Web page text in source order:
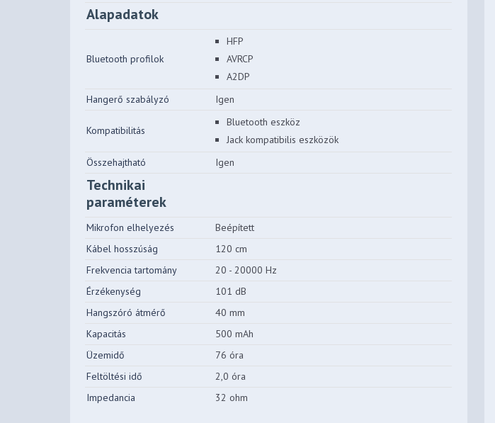
Alapadatok
Bluetooth profilok
HFP
AVRCP
A2DP
Hangerő szabályzó
Igen
Kompatibilitás
Bluetooth eszköz
Jack kompatibilis eszközök
Összehajtható
Igen
Technikai
paraméterek
Mikrofon elhelyezés
Beépített
Kábel hosszúság
120 cm
Frekvencia tartomány
20 - 20000 Hz
Érzékenység
101 dB
Hangszóró átmérő
40 mm
Kapacitás
500 mAh
Üzemidő
76 óra
Feltöltési idő
2,0 óra
Impedancia
32 ohm